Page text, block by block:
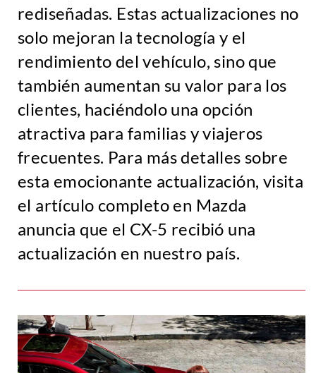
rediseñadas. Estas actualizaciones no
solo mejoran la tecnología y el
rendimiento del vehículo, sino que
también aumentan su valor para los
clientes, haciéndolo una opción
atractiva para familias y viajeros
frecuentes. Para más detalles sobre
esta emocionante actualización, visita
el artículo completo en Mazda
anuncia que el CX-5 recibió una
actualización en nuestro país.